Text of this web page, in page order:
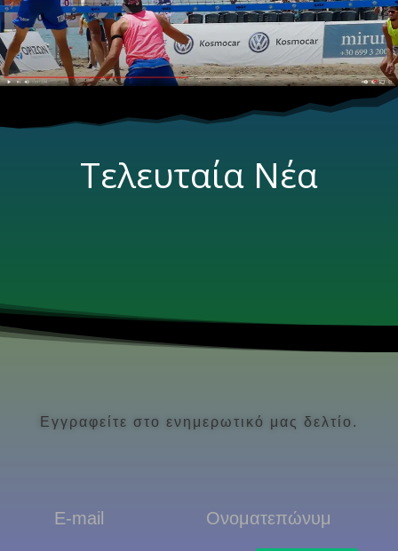
Τελευταία Νέα
Εγγραφείτε στο ενημερωτικό μας δελτίο.